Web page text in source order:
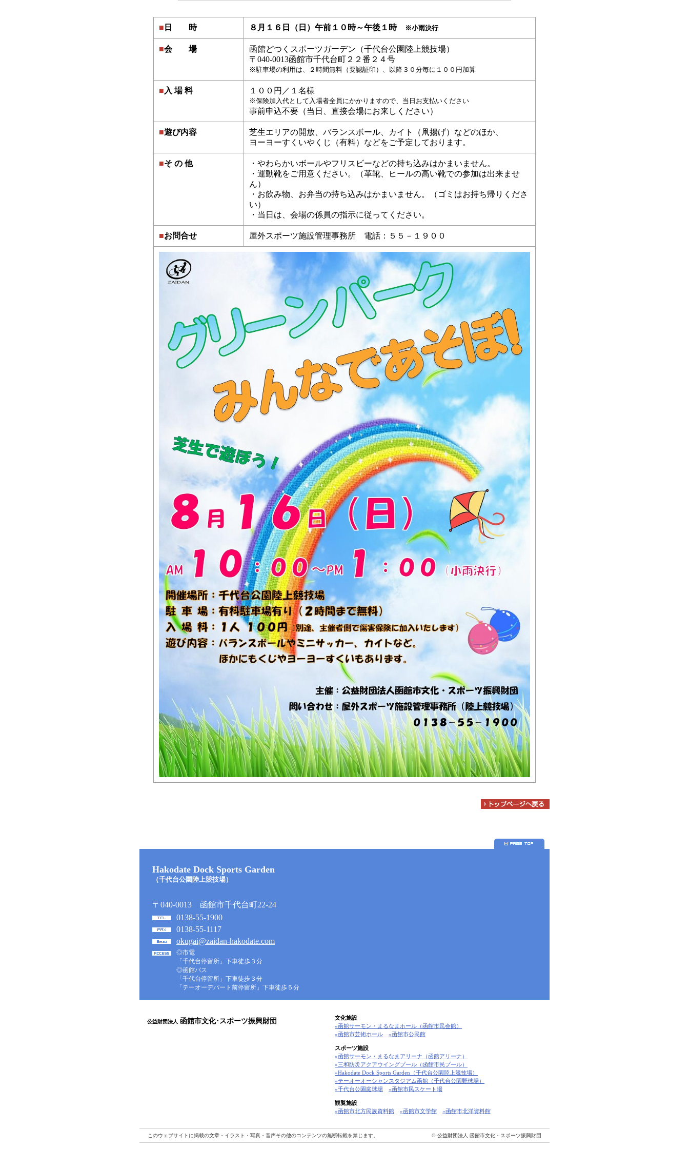
■ 日 時 ８月１６日（日）午前１０時～午後１時 ※小雨決行
■会 場
函館どつくスポーツガーデン（千代台公園陸上競技場）
〒040-0013函館市千代台町２２番２４号
※駐車場の利用は、２時間無料（要認証印）、以降３０分毎に１００円加算
■ 入 場 料 １００円／１名様
※保険加入代として入場者全員にかかりますので、当日お支払いください
事前申込不要（当日、直接会場にお来しください）
■遊び内容
芝生エリアの開放、バランスボール、カイト（凧揚げ）などのほか、
ヨーヨーすくいやくじ（有料）などをご予定しております。
■そ の 他
・やわらかいボールやフリスビーなどの持ち込みはかまいません。
・運動靴をご用意ください。（革靴、ヒールの高い靴での参加は出来ませ
ん）
・お飲み物、お弁当の持ち込みはかまいません。（ゴミはお持ち帰りくださ
い）
・当日は、会場の係員の指示に従ってください。
■お問合せ 屋外スポーツ施設管理事務所 電話：５５－１９００
Hakodate Dock Sports Garden
（千代台公園陸上競技場）
〒040-0013 函館市千代台町22-24
0138-55-1900
0138-55-1117
okugai@zaidan-hakodate.com
◎市電
「千代台停留所」下車徒歩３分
◎函館バス
「千代台停留所」下車徒歩３分
「テーオーデパート前停留所」下車徒歩５分
公益財団法人 函館市文化･スポーツ振興財団
文化施設
»函館サーモン・まるなまホール（函館市民会館）
»函館市芸術ホール
»函館市公民館
スポーツ施設
»函館サーモン・まるなまアリーナ（函館アリーナ）
»三和防災アクアウイングプール（函館市民プール）
»Hakodate Dock Sports Garden（千代台公園陸上競技場）
»テーオーオーシャンスタジアム函館（千代台公園野球場）
»千代台公園庭球場
»函館市民スケート場
観覧施設
»函館市北方民族資料館
»函館市文学館 »函館市北洋資料館
このウェブサイトに掲載の文章・イラスト・写真・音声その他のコンテンツの無断転載を禁じます。 © 公益財団法人 函館市文化・スポーツ振興財団